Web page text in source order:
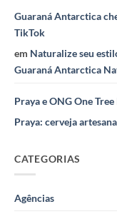
Guaraná Antarctica
TikTok
em Naturalize seu
Guaraná Antarctica
Praya e ONG One
Praya: cerveja
CATEGORIAS
Agências